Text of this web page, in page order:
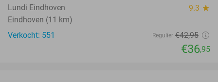
Lundi Eindhoven 9.3 star
Eindhoven (11 km)
Verkocht: 551
Regulier €42,95
€36,95